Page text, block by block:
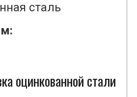
сталь
оцинкованной стали